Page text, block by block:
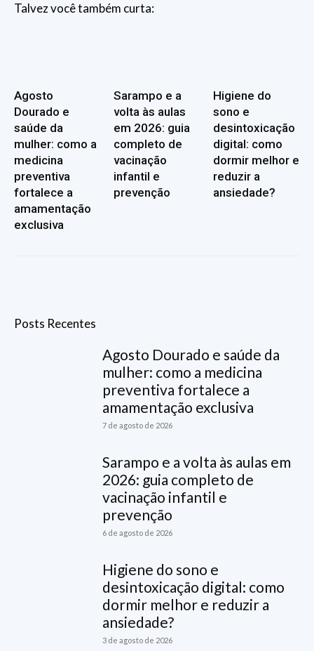
Talvez você também curta:
Agosto
Dourado e
saúde da
mulher: como a
medicina
preventiva
fortalece a
amamentação
exclusiva
Sarampo e a
volta às aulas
em 2026: guia
completo de
vacinação
infantil e
prevenção
Higiene do
sono e
desintoxicação
digital: como
dormir melhor e
reduzir a
ansiedade?
Posts Recentes
Agosto Dourado e saúde da
mulher: como a medicina
preventiva fortalece a
amamentação exclusiva
7 de agosto de 2026
Sarampo e a volta às aulas em
2026: guia completo de
vacinação infantil e
prevenção
6 de agosto de 2026
Higiene do sono e
desintoxicação digital: como
dormir melhor e reduzir a
ansiedade?
3 de agosto de 2026